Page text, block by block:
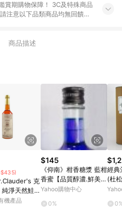
賞期購物保障！ 3C及特殊商品
[2024/6/1起適用] -內接硬
- 購物中心商店之商品：商
/超贈點/福利金/紅利折抵/折
批發轉賣不具回饋資格： 如
發轉賣而非最終消費使用者，
準
商品描述
$435)
克
淨天然鮭魚
機產品
$145
《仰南》柑香糖漿 藍柑
香蜜【品質醇濃.鮮美佳
釀】
Yahoo購物中心
0%
經典
(杜
酒香